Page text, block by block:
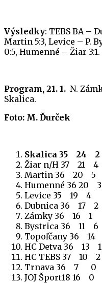
Výsledky: TEBS BA –
Martin 5:3, Levice – P.
0:5, Humenné – Žiar 3:1.
Program, 21. 1. N.
Skalica.
Foto: M. Ďurček
Skalica 35
Žiar n/H 37
Martin 36 20 5
Humenné 36
Levice 35 19 4
Dubnica 36 17
Zámky 36 16 1
Bystrica 36 11
Topoľčany 36
HC Detva 36
HC TEBS 37
Trnava 36 7
JOJ Šport18